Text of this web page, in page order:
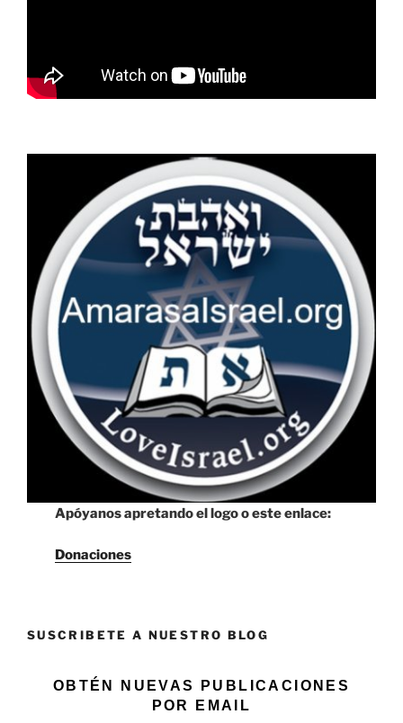
Apóyanos apretando el logo o este enlace:
Donaciones
SUSCRIBETE A NUESTRO BLOG
OBTÉN NUEVAS PUBLICACIONES
POR EMAIL